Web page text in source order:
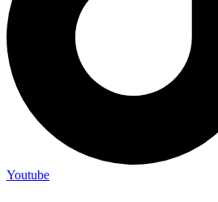
Youtube